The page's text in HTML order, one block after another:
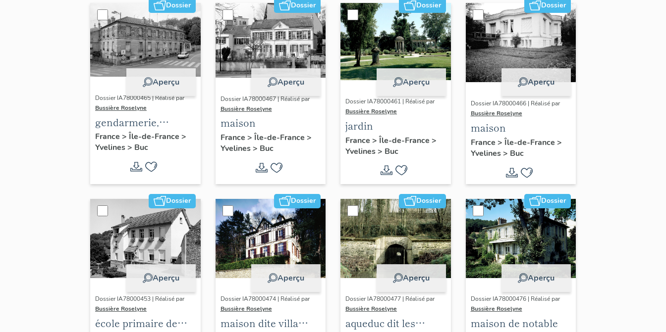
Dossier
Aperçu
Dossier IA78000465 | Réalisé par
Bussière Roselyne
gendarmerie,
actuellement
immeuble
France > Île-de-France >
Yvelines> Buc
Dossier
Aperçu
Dossier IA78000467 | Réalisé par
Bussière Roselyne
maison
France > Île-de-France >
Yvelines> Buc
Dossier
Aperçu
Dossier IA78000461 | Réalisé par
Bussière Roselyne
jardin
France > Île-de-France >
Yvelines> Buc
Dossier
Aperçu
Dossier IA78000466 | Réalisé par
Bussière Roselyne
maison
France > Île-de-France >
Yvelines> Buc
Dossier
Aperçu
Dossier IA78000453 | Réalisé par
Bussière Roselyne
école primaire de
Dossier
Aperçu
Dossier IA78000474 | Réalisé par
Bussière Roselyne
maison dite villa
Dossier
Aperçu
Dossier IA78000477 | Réalisé par
Bussière Roselyne
aqueduc dit les
Dossier
Aperçu
Dossier IA78000476 | Réalisé par
Bussière Roselyne
maison de notable